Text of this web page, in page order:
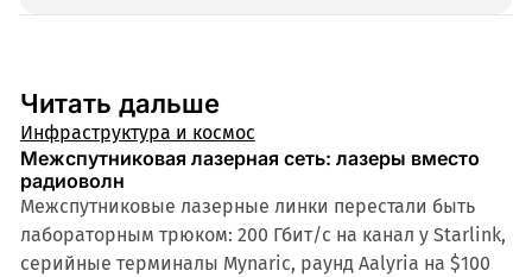
Читать дальше
Инфраструктура и космос
Межспутниковая лазерная сеть: лазеры вместо
радиоволн
Межспутниковые лазерные линки перестали быть
лабораторным трюком: 200 Гбит/с на канал у Starlink,
серийные терминалы Mynaric, раунд Aalyria на $100